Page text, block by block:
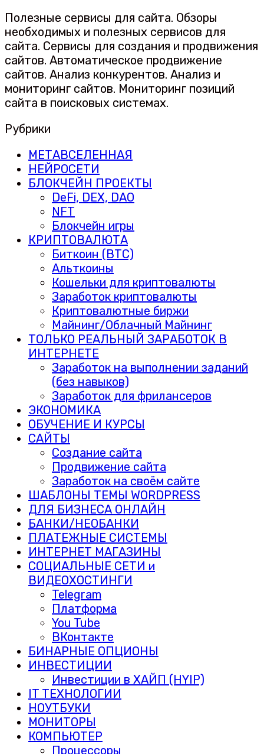
Полезные сервисы для сайта. Обзоры
необходимых и полезных сервисов для
сайта. Сервисы для создания и продвижения
сайтов. Автоматическое продвижение
сайтов. Анализ конкурентов. Анализ и
мониторинг сайтов. Мониторинг позиций
сайта в поисковых системах.
Рубрики
МЕТАВСЕЛЕННАЯ
НЕЙРОСЕТИ
БЛОКЧЕЙН ПРОЕКТЫ
DeFi, DEX, DAO
NFT
Блокчейн игры
КРИПТОВАЛЮТА
Биткоин (BTC)
Альткоины
Кошельки для криптовалюты
Заработок криптовалюты
Криптовалютные биржи
Майнинг/Облачный Майнинг
ТОЛЬКО РЕАЛЬНЫЙ ЗАРАБОТОК В
ИНТЕРНЕТЕ
Заработок на выполнении заданий
(без навыков)
Заработок для фрилансеров
ЭКОНОМИКА
ОБУЧЕНИЕ И КУРСЫ
САЙТЫ
Создание сайта
Продвижение сайта
Заработок на своём сайте
ШАБЛОНЫ ТЕМЫ WORDPRESS
ДЛЯ БИЗНЕСА ОНЛАЙН
БАНКИ/НЕОБАНКИ
ПЛАТЕЖНЫЕ СИСТЕМЫ
ИНТЕРНЕТ МАГАЗИНЫ
СОЦИАЛЬНЫЕ СЕТИ и
ВИДЕОХОСТИНГИ
Telegram
Платформа
You Tube
ВКонтакте
БИНАРНЫЕ ОПЦИОНЫ
ИНВЕСТИЦИИ
Инвестиции в ХАЙП (HYIP)
IT ТЕХНОЛОГИИ
НОУТБУКИ
МОНИТОРЫ
КОМПЬЮТЕР
Процессоры